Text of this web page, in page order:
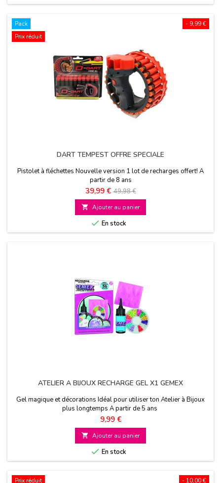
- 9,99 €
Pack
Prix réduit
DART TEMPEST OFFRE SPECIALE
Pistolet à fléchettes Nouvelle version 1 lot de recharges offert! A
partir de 8 ans
Prix
39,99 € Prix
de
base
49,98 €
 Ajouter au panier
 En stock
ATELIER A BIJOUX RECHARGE GEL X1 GEMEX
Gel magique et décorations Idéal pour utiliser ton Atelier à Bijoux
plus longtemps A partir de 5 ans
Prix
9,99 €
 Ajouter au panier
 En stock
- 10,00 €
Prix réduit